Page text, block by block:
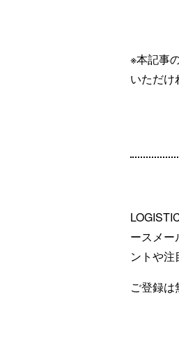
※本記事
いただけ
ースメ
ントや注
ご登録は